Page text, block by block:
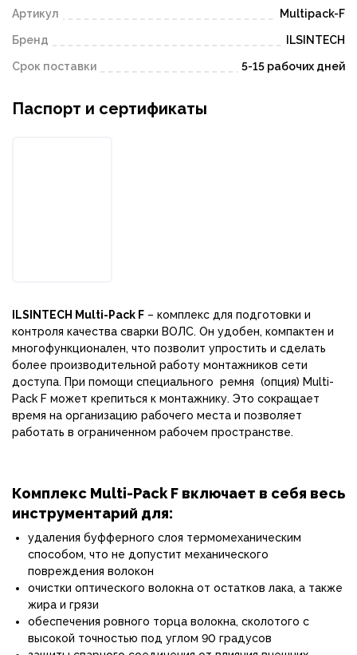
Артикул Multipack-F
Бренд ILSINTECH
Срок поставки 5-15 рабочих дней
Паспорт и сертификаты
ILSINTECH Multi-Pack F – комплекс для подготовки и
контроля качества сварки ВОЛС. Он удобен, компактен и
многофункционален, что позволит упростить и сделать
более производительной работу монтажников сети
доступа. При помощи специального ремня (опция) Multi-
Pack F может крепиться к монтажнику. Это сокращает
время на организацию рабочего места и позволяет
работать в ограниченном рабочем пространстве.
Комплекс Multi-Pack F включает в себя весь
инструментарий для:
удаления буфферного слоя термомеханическим
способом, что не допустит механического
повреждения волокон
очистки оптического волокна от остатков лака, а также
жира и грязи
обеспечения ровного торца волокна, сколотого с
высокой точностью под углом 90 градусов